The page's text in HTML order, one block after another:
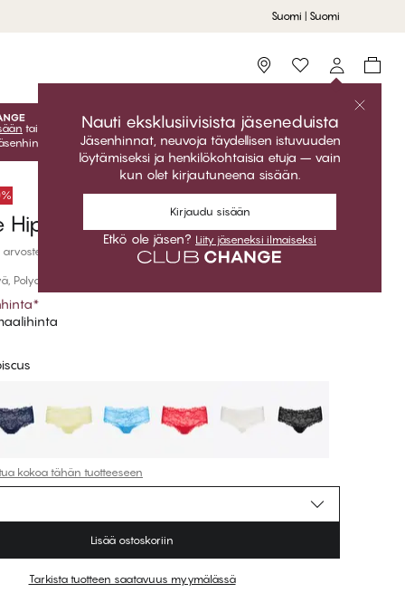
Suomi | Suomi
Storefinder
Nauti eksklusiivisista jäseneduista
Jäsenhinnat, neuvoja täydellisen istuvuuden
löytämiseksi ja henkilökohtaisia etuja – vain
kun olet kirjautuneena sisään.
Kirjaudu sisään
Etkö ole jäsen? Liity jäseneksi ilmaiseksi
tai liity jäseneksi ilmaiseksi ja saat eksklusiiviset jäsenedut
ovat voimassa vain kun olet kirjautuneena sisään.
arvostelut
Polyamiidi
*
kokoa tähän tuotteeseen
Lisää ostoskoriin
Tarkista tuotteen saatavuus myymälässä